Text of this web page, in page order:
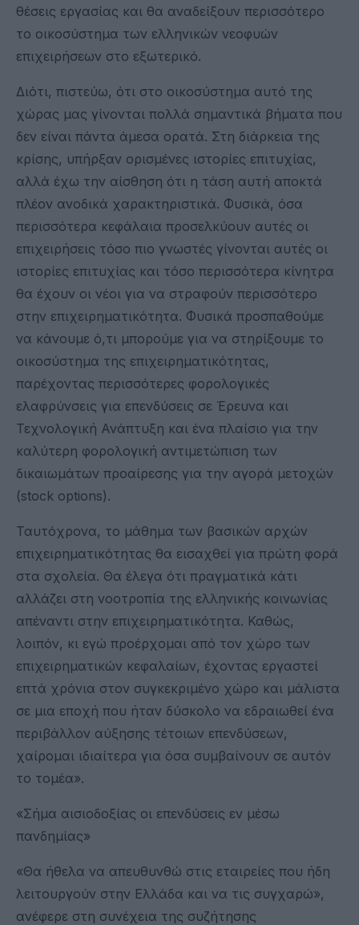
θέσεις εργασίας και θα αναδείξουν περισσότερο
το οικοσύστημα των ελληνικών νεοφυών
επιχειρήσεων στο εξωτερικό.
Διότι, πιστεύω, ότι στο οικοσύστημα αυτό της
χώρας μας γίνονται πολλά σημαντικά βήματα που
δεν είναι πάντα άμεσα ορατά. Στη διάρκεια της
κρίσης, υπήρξαν ορισμένες ιστορίες επιτυχίας,
αλλά έχω την αίσθηση ότι η τάση αυτή αποκτά
πλέον ανοδικά χαρακτηριστικά. Φυσικά, όσα
περισσότερα κεφάλαια προσελκύουν αυτές οι
επιχειρήσεις τόσο πιο γνωστές γίνονται αυτές οι
ιστορίες επιτυχίας και τόσο περισσότερα κίνητρα
θα έχουν οι νέοι για να στραφούν περισσότερο
στην επιχειρηματικότητα. Φυσικά προσπαθούμε
να κάνουμε ό,τι μπορούμε για να στηρίξουμε το
οικοσύστημα της επιχειρηματικότητας,
παρέχοντας περισσότερες φορολογικές
ελαφρύνσεις για επενδύσεις σε Έρευνα και
Τεχνολογική Ανάπτυξη και ένα πλαίσιο για την
καλύτερη φορολογική αντιμετώπιση των
δικαιωμάτων προαίρεσης για την αγορά μετοχών
(stock options).
Ταυτόχρονα, το μάθημα των βασικών αρχών
επιχειρηματικότητας θα εισαχθεί για πρώτη φορά
στα σχολεία. Θα έλεγα ότι πραγματικά κάτι
αλλάζει στη νοοτροπία της ελληνικής κοινωνίας
απέναντι στην επιχειρηματικότητα. Καθώς,
λοιπόν, κι εγώ προέρχομαι από τον χώρο των
επιχειρηματικών κεφαλαίων, έχοντας εργαστεί
επτά χρόνια στον συγκεκριμένο χώρο και μάλιστα
σε μια εποχή που ήταν δύσκολο να εδραιωθεί ένα
περιβάλλον αύξησης τέτοιων επενδύσεων,
χαίρομαι ιδιαίτερα για όσα συμβαίνουν σε αυτόν
το τομέα».
«Σήμα αισιοδοξίας οι επενδύσεις εν μέσω
πανδημίας»
«Θα ήθελα να απευθυνθώ στις εταιρείες που ήδη
λειτουργούν στην Ελλάδα και να τις συγχαρώ»,
ανέφερε στη συνέχεια της συζήτησης